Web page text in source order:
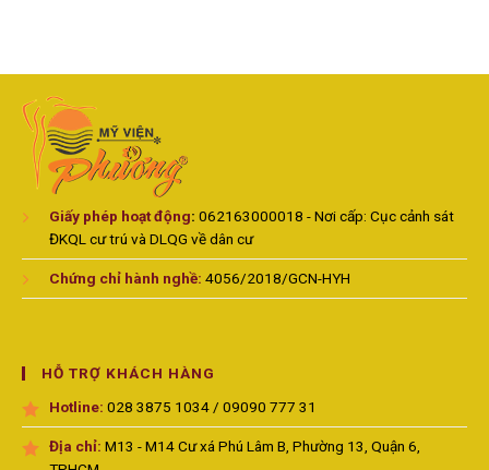
Giấy phép hoạt động: 062163000018 - Nơi cấp: Cục cảnh sát
ĐKQL cư trú và DLQG về dân cư
Chứng chỉ hành nghề: 4056/2018/GCN-HYH
HỖ TRỢ KHÁCH HÀNG
Hotline: 028 3875 1034 / 09090 777 31
Địa chỉ: M13 - M14 Cư xá Phú Lâm B, Phường 13, Quận 6,